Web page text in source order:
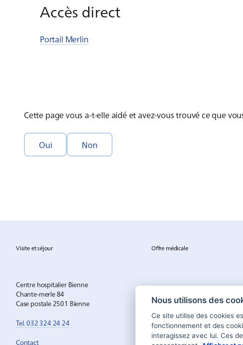
Accès direct
Portail Merlin
Cette page vous a-t-elle aidé et avez-vous trouvé ce que
Oui Non
Visite et séjour Offre médicale
Centre hospitalier Bienne
Chante-merle 84
Case postale 2501 Bienne
Tel. 032 324 24 24
Contact
Nous utilisons des
Ce site utilise des cookies
fonctionnement et des
interagissez avec lui. Ces